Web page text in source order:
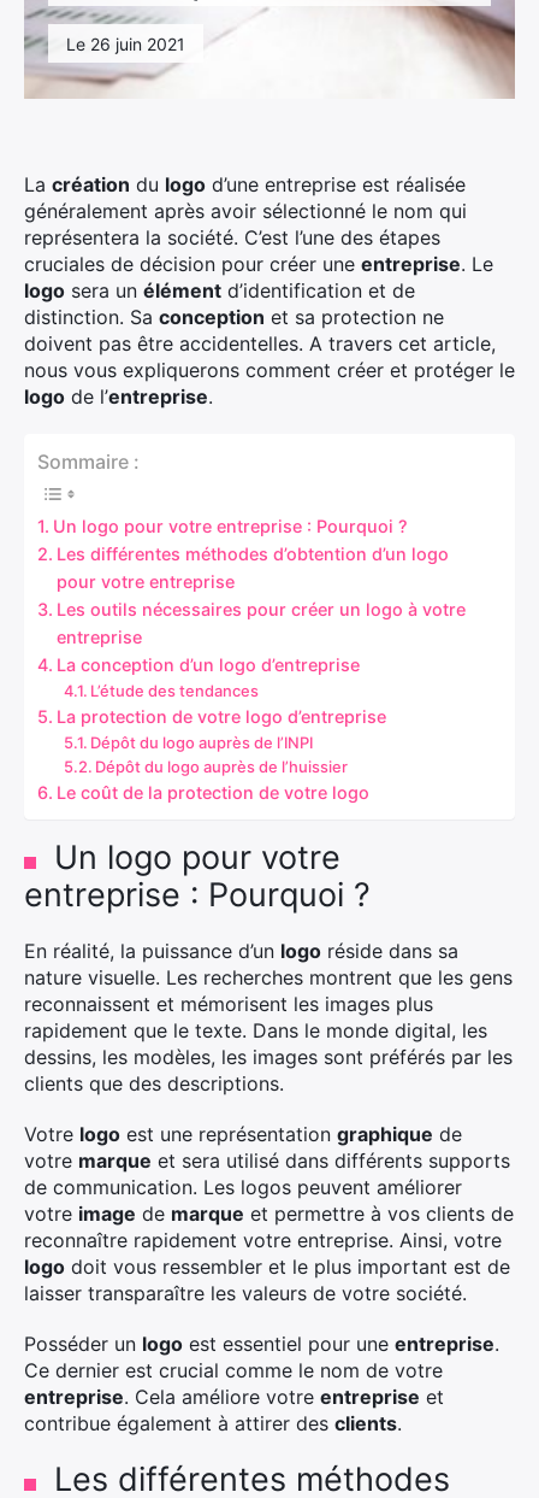
Le 26 juin 2021
La création du logo d’une entreprise est réalisée
généralement après avoir sélectionné le nom qui
représentera la société. C’est l’une des étapes
cruciales de décision pour créer une entreprise. Le
logo sera un élément d’identification et de
distinction. Sa conception et sa protection ne
doivent pas être accidentelles. A travers cet article,
nous vous expliquerons comment créer et protéger le
logo de l’entreprise.
Sommaire :
Un logo pour votre entreprise : Pourquoi ?
Les différentes méthodes d’obtention d’un logo
pour votre entreprise
Les outils nécessaires pour créer un logo à votre
entreprise
La conception d’un logo d’entreprise
L’étude des tendances
La protection de votre logo d’entreprise
Dépôt du logo auprès de l’INPI
Dépôt du logo auprès de l’huissier
Le coût de la protection de votre logo
Un logo pour votre
entreprise : Pourquoi ?
En réalité, la puissance d’un logo réside dans sa
nature visuelle. Les recherches montrent que les gens
reconnaissent et mémorisent les images plus
rapidement que le texte. Dans le monde digital, les
dessins, les modèles, les images sont préférés par les
clients que des descriptions.
Votre logo est une représentation graphique de
votre marque et sera utilisé dans différents supports
de communication. Les logos peuvent améliorer
votre image de marque et permettre à vos clients de
reconnaître rapidement votre entreprise. Ainsi, votre
logo doit vous ressembler et le plus important est de
laisser transparaître les valeurs de votre société.
Posséder un logo est essentiel pour une entreprise.
Ce dernier est crucial comme le nom de votre
entreprise. Cela améliore votre entreprise et
contribue également à attirer des clients.
Les différentes méthodes